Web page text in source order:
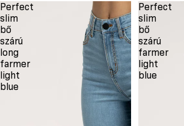
Perfect
slim
bő
szárú
long
farmer
light
blue
Perfect
slim
bő
szárú
farmer
light
blue